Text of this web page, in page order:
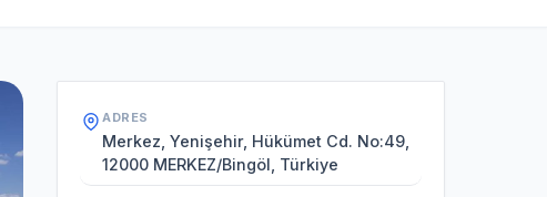
ADRES
Merkez, Yenişehir, Hükümet Cd. No:49,
12000 MERKEZ/Bingöl, Türkiye